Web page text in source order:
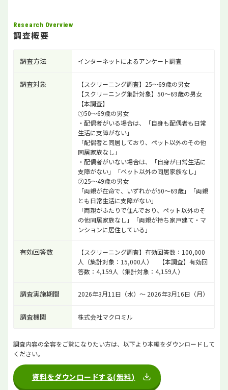
Research Overview
調査概要
調査方法 インターネットによるアンケート調査
調査対象
【スクリーニング調査】25～69歳の男女
【スクリーニング集計対象】50～69歳の男女
【本調査】
①50～69歳の男女
・配偶者がいる場合は、「自身も配偶者も日常
生活に支障がない」
「配偶者と同居しており、ペット以外のその他
同居家族なし」
・配偶者がいない場合は、「自身が日常生活に
支障がない」「ペット以外の同居家族なし」
②25～49歳の男女
「両親が在命で、いずれかが50～69歳」「両親
とも日常生活に支障がない」
「両親がふたりで住んでおり、ペット以外のそ
の他同居家族なし」「両親が持ち家戸建て・マ
ンションに居住している」
有効回答数
【スクリーニング調査】有効回答数：100,000
人（集計対象：15,000人） 【本調査】有効回
答数：4,159人（集計対象：4,159人）
調査実施期間 2026年3月11日（水）～ 2026年3月16日（月）
調査機関 株式会社マクロミル
調査内容の全容をご覧になりたい方は、以下より本編をダウンロードして
ください。
資料をダウンロードする(無料)